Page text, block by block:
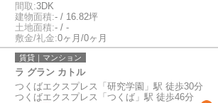
間取:3DK
建物面積:- / 16.82坪
土地面積:- / -
敷金/礼金:0ヶ月/0ヶ月
賃貸｜マンション
ラ グラン カトル
つくばエクスプレス「研究学園」駅 徒歩30分
つくばエクスプレス「つくば」駅 徒歩46分